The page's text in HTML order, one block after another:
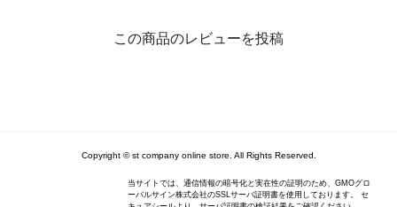
この商品のレビューを投稿
Copyright © st company online store. All Rights Reserved.
当サイトでは、通信情報の暗号化と実在性の証明のため、GMOグロ
ーバルサイン株式会社のSSLサーバ証明書を使用しております。 セ